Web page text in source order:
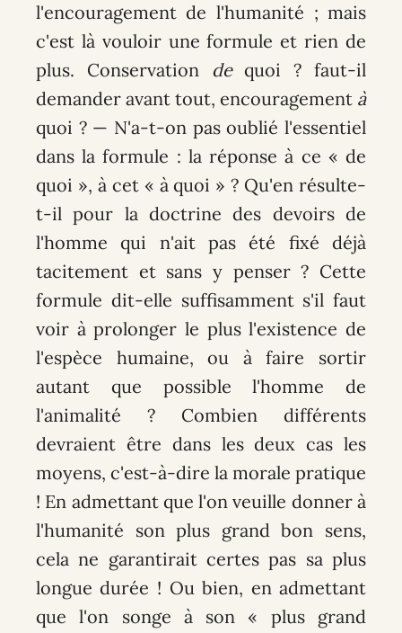
l'encouragement de l'humanité ; mais
c'est là vouloir une formule et rien de
plus. Conservation dequoi ? faut-il
demander avant tout, encouragement à
quoi ? — N'a-t-on pas oublié l'essentiel
dans la formule : la réponse à ce « de
quoi », à cet « à quoi » ? Qu'en résulte-
t-il pour la doctrine des devoirs de
l'homme qui n'ait pas été fixé déjà
tacitement et sans y penser ? Cette
formule dit-elle suffisamment s'il faut
voir à prolonger le plus l'existence de
l'espèce humaine, ou à faire sortir
autant que possible l'homme de
l'animalité ? Combien différents
devraient être dans les deux cas les
moyens, c'est-à-dire la morale pratique
! En admettant que l'on veuille donner à
l'humanité son plus grand bon sens,
cela ne garantirait certes pas sa plus
longue durée ! Ou bien, en admettant
que l'on songe à son « plus grand